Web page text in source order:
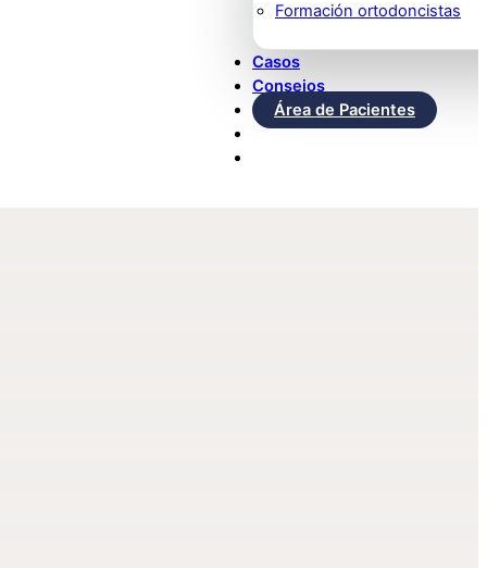
Formación ortodoncistas
Casos
Consejos
Área de Pacientes